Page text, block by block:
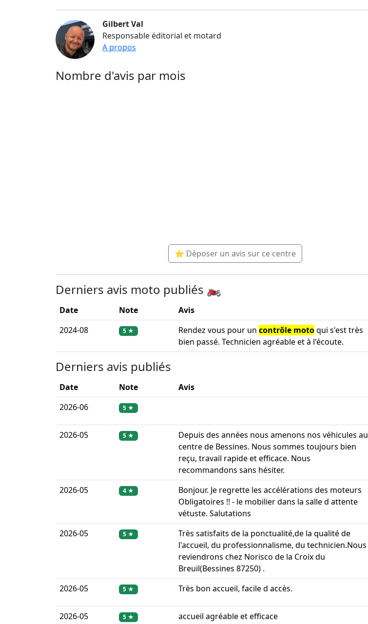
Gilbert Val
Responsable éditorial et motard
A propos
Nombre d'avis par mois
⭐ Déposer un avis sur ce centre
Derniers avis moto publiés 🏍️
Date Note Avis
2024-08
5 ★ Rendez vous pour un contrôle motoqui s'est très
bien passé. Technicien agréable et à l'écoute.
Derniers avis publiés
Date Note Avis
2026-06
5 ★
2026-05 5 ★
Depuis des années nous amenons nos véhicules au
centre de Bessines. Nous sommes toujours bien
reçu, travail rapide et efficace. Nous
recommandons sans hésiter.
2026-05
4 ★
Bonjour. Je regrette les accélérations des moteurs
Obligatoires !! - le mobilier dans la salle d attente
vétuste. Salutations
2026-05
5 ★
Très satisfaits de la ponctualité,de la qualité de
l'accueil, du professionnalisme, du technicien.Nous
reviendrons chez Norisco de la Croix du
Breuil(Bessines 87250) .
2026-05
5 ★ Très bon accueil, facile d accès.
2026-05 5 ★ accueil agréable et efficace